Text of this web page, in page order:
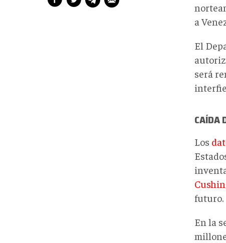
a
El
será
CAÍDA
Los
futuro.
En la